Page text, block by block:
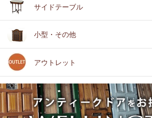
サイドテーブル
小型・その他
アウトレット